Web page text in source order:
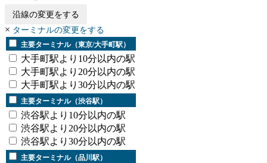
沿線の変更をする
× ターミナルの変更をする
主要ターミナル（東京/大手町駅）
大手町駅より10分以内の駅
大手町駅より20分以内の駅
大手町駅より30分以内の駅
主要ターミナル（渋谷駅）
渋谷駅より10分以内の駅
渋谷駅より20分以内の駅
渋谷駅より30分以内の駅
主要ターミナル（品川駅）